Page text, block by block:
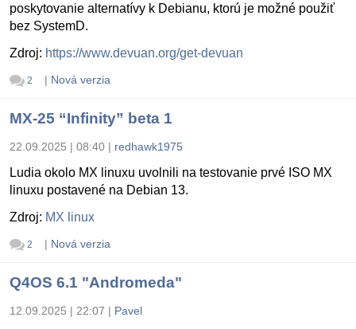
poskytovanie alternatívy k Debianu, ktorú je možné použiť
bez SystemD.
Zdroj: https://www.devuan.org/get-devuan
2 | Nová verzia
MX-25 “Infinity” beta 1
22.09.2025 | 08:40 | redhawk1975
Ludia okolo MX linuxu uvolnili na testovanie prvé ISO MX
linuxu postavené na Debian 13.
Zdroj: MX linux
2 | Nová verzia
Q4OS 6.1 "Andromeda"
12.09.2025 | 22:07 | Pavel